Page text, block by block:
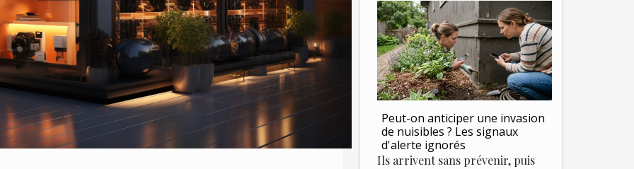
Peut-on anticiper une invasion
de nuisibles ? Les signaux
d'alerte ignorés
Ils arrivent sans prévenir, puis